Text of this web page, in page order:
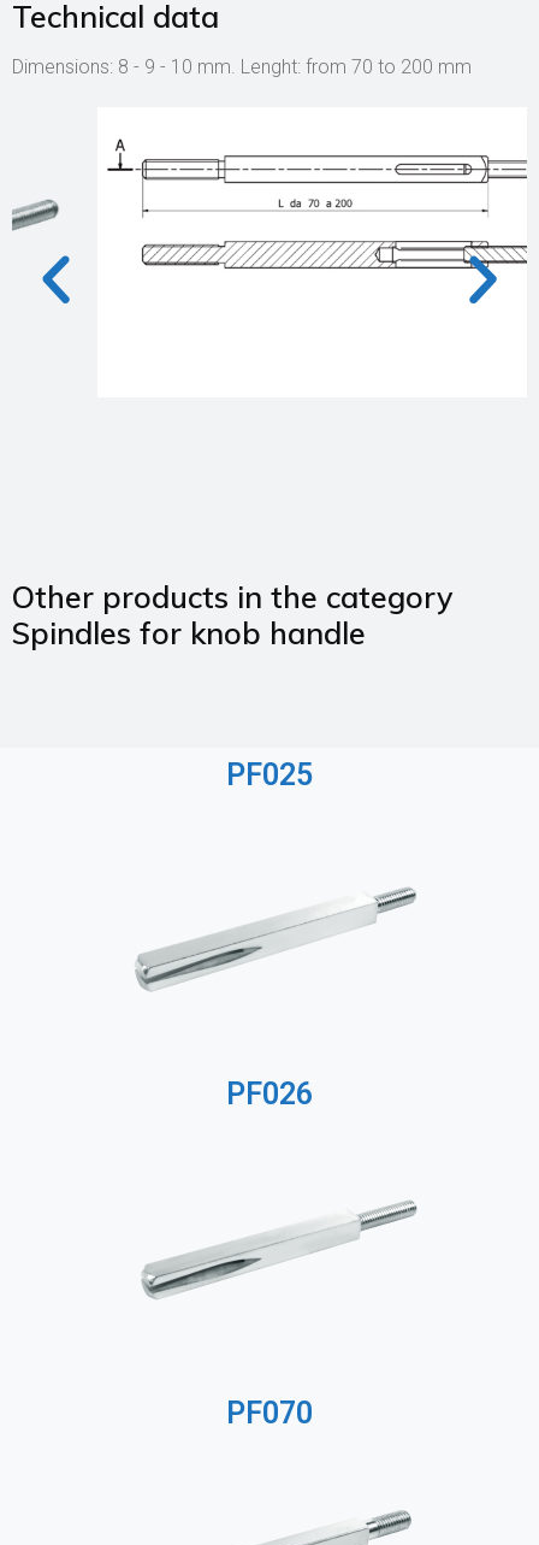
Technical data
Dimensions: 8 - 9 - 10 mm. Lenght: from 70 to 200 mm
Other products in the category
Spindles for knob handle
PF025
PF026
PF070